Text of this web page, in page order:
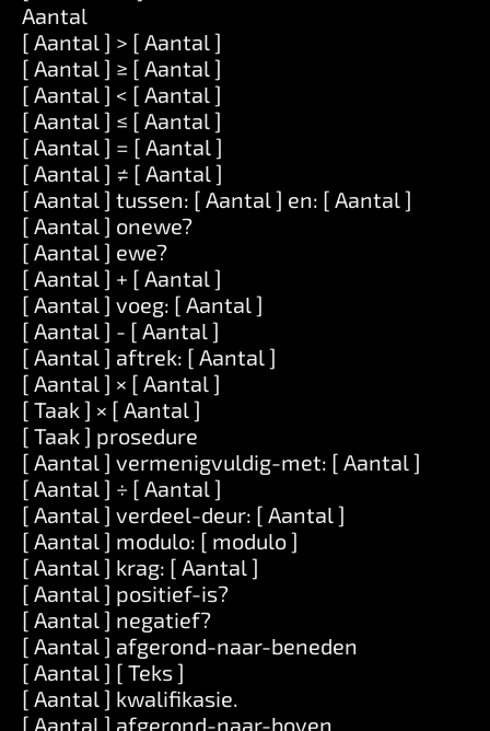
Aantal
[ Aantal ] > [ Aantal ]
[ Aantal ] ≥ [ Aantal ]
[ Aantal ] < [ Aantal ]
[ Aantal ] ≤ [ Aantal ]
[ Aantal ] = [ Aantal ]
[ Aantal ] ≠ [ Aantal ]
[ Aantal ] tussen: [ Aantal ] en: [ Aantal ]
[ Aantal ] onewe?
[ Aantal ] ewe?
[ Aantal ] + [ Aantal ]
[ Aantal ] voeg: [ Aantal ]
[ Aantal ] - [ Aantal ]
[ Aantal ] aftrek: [ Aantal ]
[ Aantal ] × [ Aantal ]
[ Taak ] × [ Aantal ]
[ Taak ] prosedure
[ Aantal ] vermenigvuldig-met: [ Aantal ]
[ Aantal ] ÷ [ Aantal ]
[ Aantal ] verdeel-deur: [ Aantal ]
[ Aantal ] modulo: [ modulo ]
[ Aantal ] krag: [ Aantal ]
[ Aantal ] positief-is?
[ Aantal ] negatief?
[ Aantal ] afgerond-naar-beneden
[ Aantal ] [ Teks ]
[ Aantal ] kwalifikasie.
[ Aantal ] afgerond-naar-boven